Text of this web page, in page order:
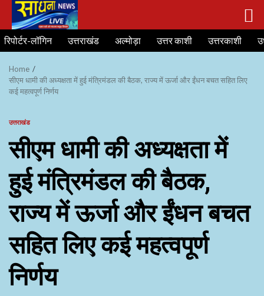
Skip
to
content
रिपोर्टर-लॉगिन उत्तराखंड अल्मोड़ा उत्तर काशी उत्तरकाशी
Home
सीएम धामी की अध्यक्षता में हुई मंत्रिमंडल की बैठक, राज्य में ऊर्जा और ईंधन बचत सहित लिए
कई महत्वपूर्ण निर्णय
उत्तराखंड
सीएम धामी की अध्यक्षता में
हुई मंत्रिमंडल की बैठक,
राज्य में ऊर्जा और ईंधन बचत
सहित लिए कई महत्वपूर्ण
निर्णय